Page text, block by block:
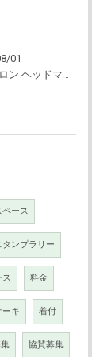
01
【出張サロン ヘッドマッサージ体験！】
ペース
タンプラリー
ス 料金
ーキ 着付
協賛募集